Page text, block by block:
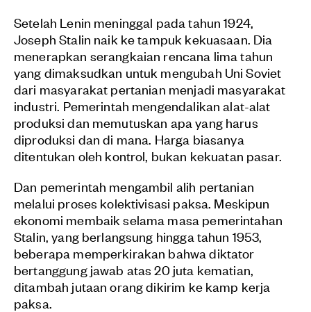
Setelah Lenin meninggal pada tahun 1924,
Joseph Stalin naik ke tampuk kekuasaan. Dia
menerapkan serangkaian rencana lima tahun
yang dimaksudkan untuk mengubah Uni Soviet
dari masyarakat pertanian menjadi masyarakat
industri. Pemerintah mengendalikan alat-alat
produksi dan memutuskan apa yang harus
diproduksi dan di mana. Harga biasanya
ditentukan oleh kontrol, bukan kekuatan pasar.
Dan pemerintah mengambil alih pertanian
melalui proses kolektivisasi paksa. Meskipun
ekonomi membaik selama masa pemerintahan
Stalin, yang berlangsung hingga tahun 1953,
beberapa memperkirakan bahwa diktator
bertanggung jawab atas 20 juta kematian,
ditambah jutaan orang dikirim ke kamp kerja
paksa.